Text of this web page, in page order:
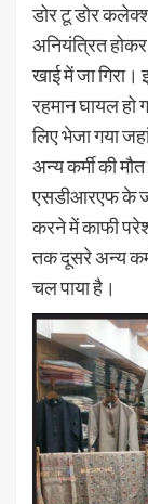
डोर टू डोर
अनियंत्रित
खाई में जा
रहमान घायल हो
लिए भेजा गया
अन्य कर्मी की
एसडीआरएफ के
करने में काफी
तक दूसरे अन्य
चल पाया है।